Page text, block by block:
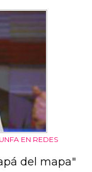
EN REDES
del mapa"